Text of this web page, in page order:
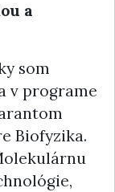
a
som
v programe
Biofyzika.